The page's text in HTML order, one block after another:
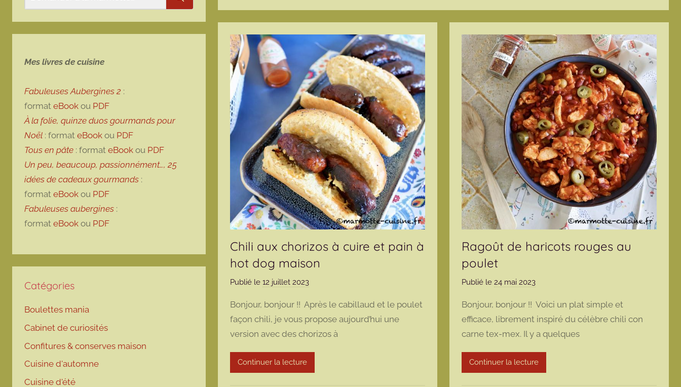
Chili aux chorizos à cuire et pain à
hot dog maison
Publié le 12 juillet 2023p
r
m
a
o
Bonjour, bonjour !! Après le cabillaud et le poulet
façon chili, je vous propose aujourd’hui une
version avec des chorizos à
Continuer la lecture
Ragoût de haricots rouges au
poulet
Publié le 24 mai 2023p
r
m
a
m
o
Bonjour, bonjour !! Voici un plat simple et
efficace, librement inspiré du célèbre chili con
carne tex-mex. Il y a quelques
Continuer la lecture
Rechercher
Mes livres de cuisine
Fabuleuses Aubergines 2 :
format eBook ou PDF
À la folie, quinze duos gourmands pour
Noël : format eBook ou PDF
Tous en pâte : format eBook ou PDF
Un peu, beaucoup, passionnément…, 25
idées de cadeaux gourmands :
format eBook ou PDF
Fabuleuses aubergines :
format eBook ou PDF
Catégories
Boulettes mania
Cabinet de curiosités
Confitures & conserves maison
Cuisine d'automne
Cuisine d'été